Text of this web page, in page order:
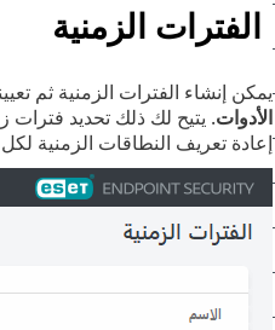
الفترات الزمنية
يمكن إنشاء الفترات الزمنية ثم
الأدوات. يتيح لك ذلك تحديد فترات
إعادة تعريف النطاقات الزمنية